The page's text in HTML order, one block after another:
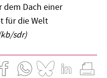
Dach einer
für die Welt
sdr)